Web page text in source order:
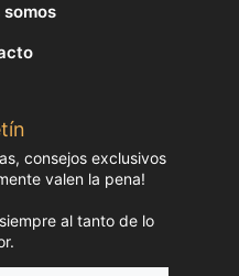
consejos exclusivos
valen la pena!
al tanto de lo